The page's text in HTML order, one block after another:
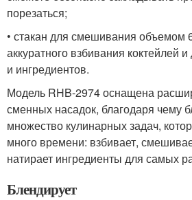
порезаться;
• стакан для смешивания объемом
аккуратного взбивания коктейлей
и ингредиентов.
Модель RHB-2974 оснащена
сменных насадок, благодаря чему
множество кулинарных задач,
много времени: взбивает,
натирает ингредиенты для самых
Блендирует